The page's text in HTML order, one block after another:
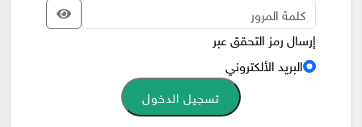
إرسال رمز التحقق عبر
البريد الألكتروني
تسجيل الدخول